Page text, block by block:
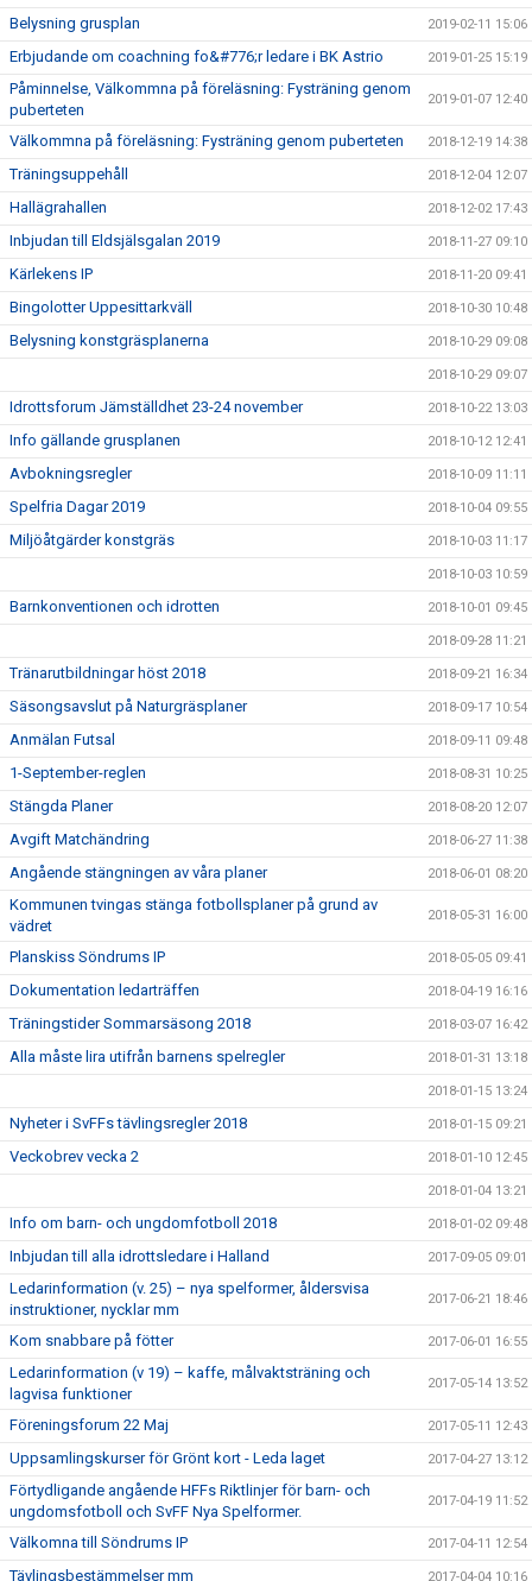
Belysning grusplan 2019-02-11 15:06
Erbjudande om coachning fo&#776;r ledare i BK Astrio 2019-01-25 15:19
Påminnelse, Välkommna på föreläsning: Fysträning genom
puberteten
2019-01-07 12:40
Välkommna på föreläsning: Fysträning genom puberteten 2018-12-19 14:38
Träningsuppehåll 2018-12-04 12:07
Hallägrahallen 2018-12-02 17:43
Inbjudan till Eldsjälsgalan 2019 2018-11-27 09:10
Kärlekens IP 2018-11-20 09:41
Bingolotter Uppesittarkväll 2018-10-30 10:48
Belysning konstgräsplanerna 2018-10-29 09:08
2018-10-29 09:07
Idrottsforum Jämställdhet 23-24 november 2018-10-22 13:03
Info gällande grusplanen 2018-10-12 12:41
Avbokningsregler 2018-10-09 11:11
Spelfria Dagar 2019 2018-10-04 09:55
Miljöåtgärder konstgräs 2018-10-03 11:17
2018-10-03 10:59
Barnkonventionen och idrotten 2018-10-01 09:45
2018-09-28 11:21
Tränarutbildningar höst 2018 2018-09-21 16:34
Säsongsavslut på Naturgräsplaner 2018-09-17 10:54
Anmälan Futsal 2018-09-11 09:48
1-September-reglen 2018-08-31 10:25
Stängda Planer 2018-08-20 12:07
Avgift Matchändring 2018-06-27 11:38
Angående stängningen av våra planer 2018-06-01 08:20
Kommunen tvingas stänga fotbollsplaner på grund av
vädret
2018-05-31 16:00
Planskiss Söndrums IP 2018-05-05 09:41
Dokumentation ledarträffen 2018-04-19 16:16
Träningstider Sommarsäsong 2018 2018-03-07 16:42
Alla måste lira utifrån barnens spelregler 2018-01-31 13:18
2018-01-15 13:24
Nyheter i SvFFs tävlingsregler 2018 2018-01-15 09:21
Veckobrev vecka 2 2018-01-10 12:45
2018-01-04 13:21
Info om barn- och ungdomfotboll 2018 2018-01-02 09:48
Inbjudan till alla idrottsledare i Halland 2017-09-05 09:01
Ledarinformation (v. 25) – nya spelformer, åldersvisa
instruktioner, nycklar mm
2017-06-21 18:46
Kom snabbare på fötter 2017-06-01 16:55
Ledarinformation (v 19) – kaffe, målvaktsträning och
lagvisa funktioner
2017-05-14 13:52
Föreningsforum 22 Maj 2017-05-11 12:43
Uppsamlingskurser för Grönt kort - Leda laget 2017-04-27 13:12
Förtydligande angående HFFs Riktlinjer för barn- och
ungdomsfotboll och SvFF Nya Spelformer.
2017-04-19 11:52
Välkomna till Söndrums IP 2017-04-11 12:54
Tävlingsbestämmelser mm 2017-04-04 10:16